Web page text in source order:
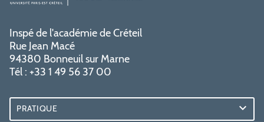
Inspé de l'académie de Créteil
Rue Jean Macé
94380 Bonneuil sur Marne
Tél : +33 1 49 56 37 00
PRATIQUE